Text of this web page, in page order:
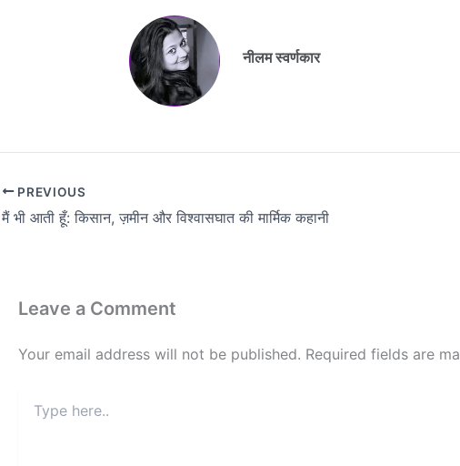
नीलम स्वर्णकार
PREVIOUS
मैं भी आती हूँ: किसान, ज़मीन और विश्वासघात की मार्मिक कहानी
Leave a Comment
Your email address will not be published. Required fields are
here..